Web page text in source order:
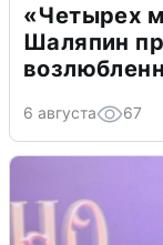
«Четырех
Шаляпин
6 августа 67